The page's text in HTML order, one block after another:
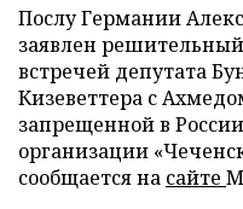
Послу Германии
заявлен
встречей депутата
Кизеветтера с
запрещенной в
организации
сообщается на сайте